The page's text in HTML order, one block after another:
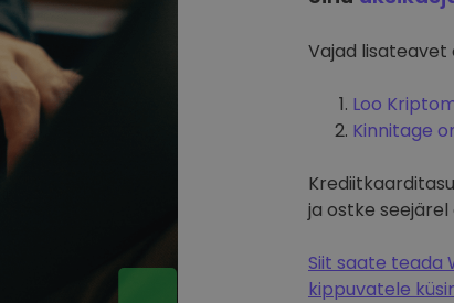
Vajad
Loo
Kinnitage
ja ostke seejärel
Siit saate teada
kippuvatele